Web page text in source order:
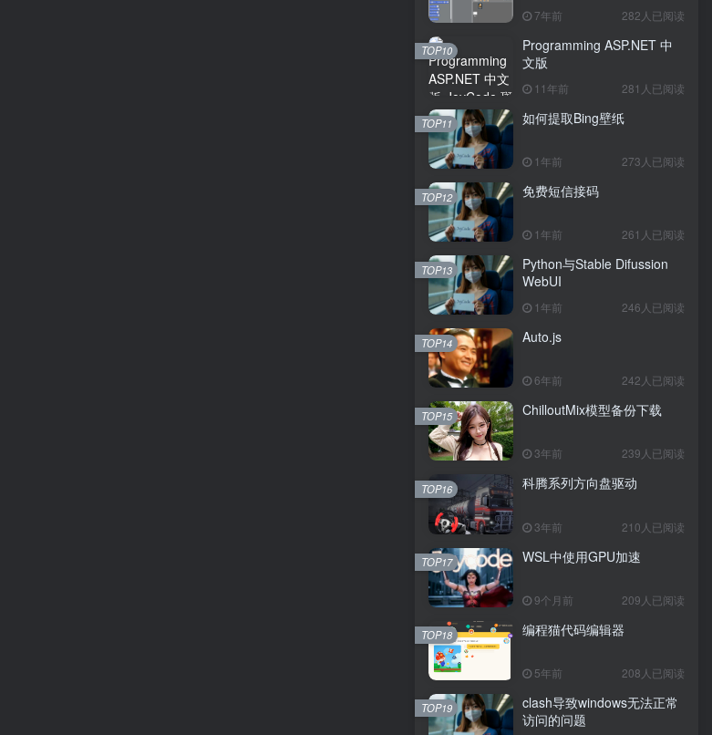
7年前 282人已阅读
Programming ASP.NET 中
文版
11年前 281人已阅读
TOP10
如何提取Bing壁纸
1年前 273人已阅读
TOP11
免费短信接码
1年前 261人已阅读
TOP12
Python与Stable Difussion
WebUI
1年前 246人已阅读
TOP13
Auto.js
6年前 242人已阅读
TOP14
ChilloutMix模型备份下载
3年前 239人已阅读
TOP15
科腾系列方向盘驱动
3年前 210人已阅读
TOP16
WSL中使用GPU加速
9个月前 209人已阅读
TOP17
编程猫代码编辑器
5年前 208人已阅读
TOP18
clash导致windows无法正常
访问的问题
TOP19